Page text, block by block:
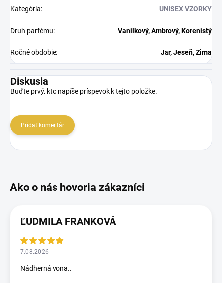
Kategória: UNISEX VZORKY
Druh parfému: Vanilkový, Ambrový, Korenistý
Ročné obdobie: Jar, Jeseň, Zima
Diskusia
Buďte prvý, kto napíše príspevok k tejto položke.
Pridať komentár
ĽUDMILA FRANKOVÁ
7.08.2026
Nádherná vona..